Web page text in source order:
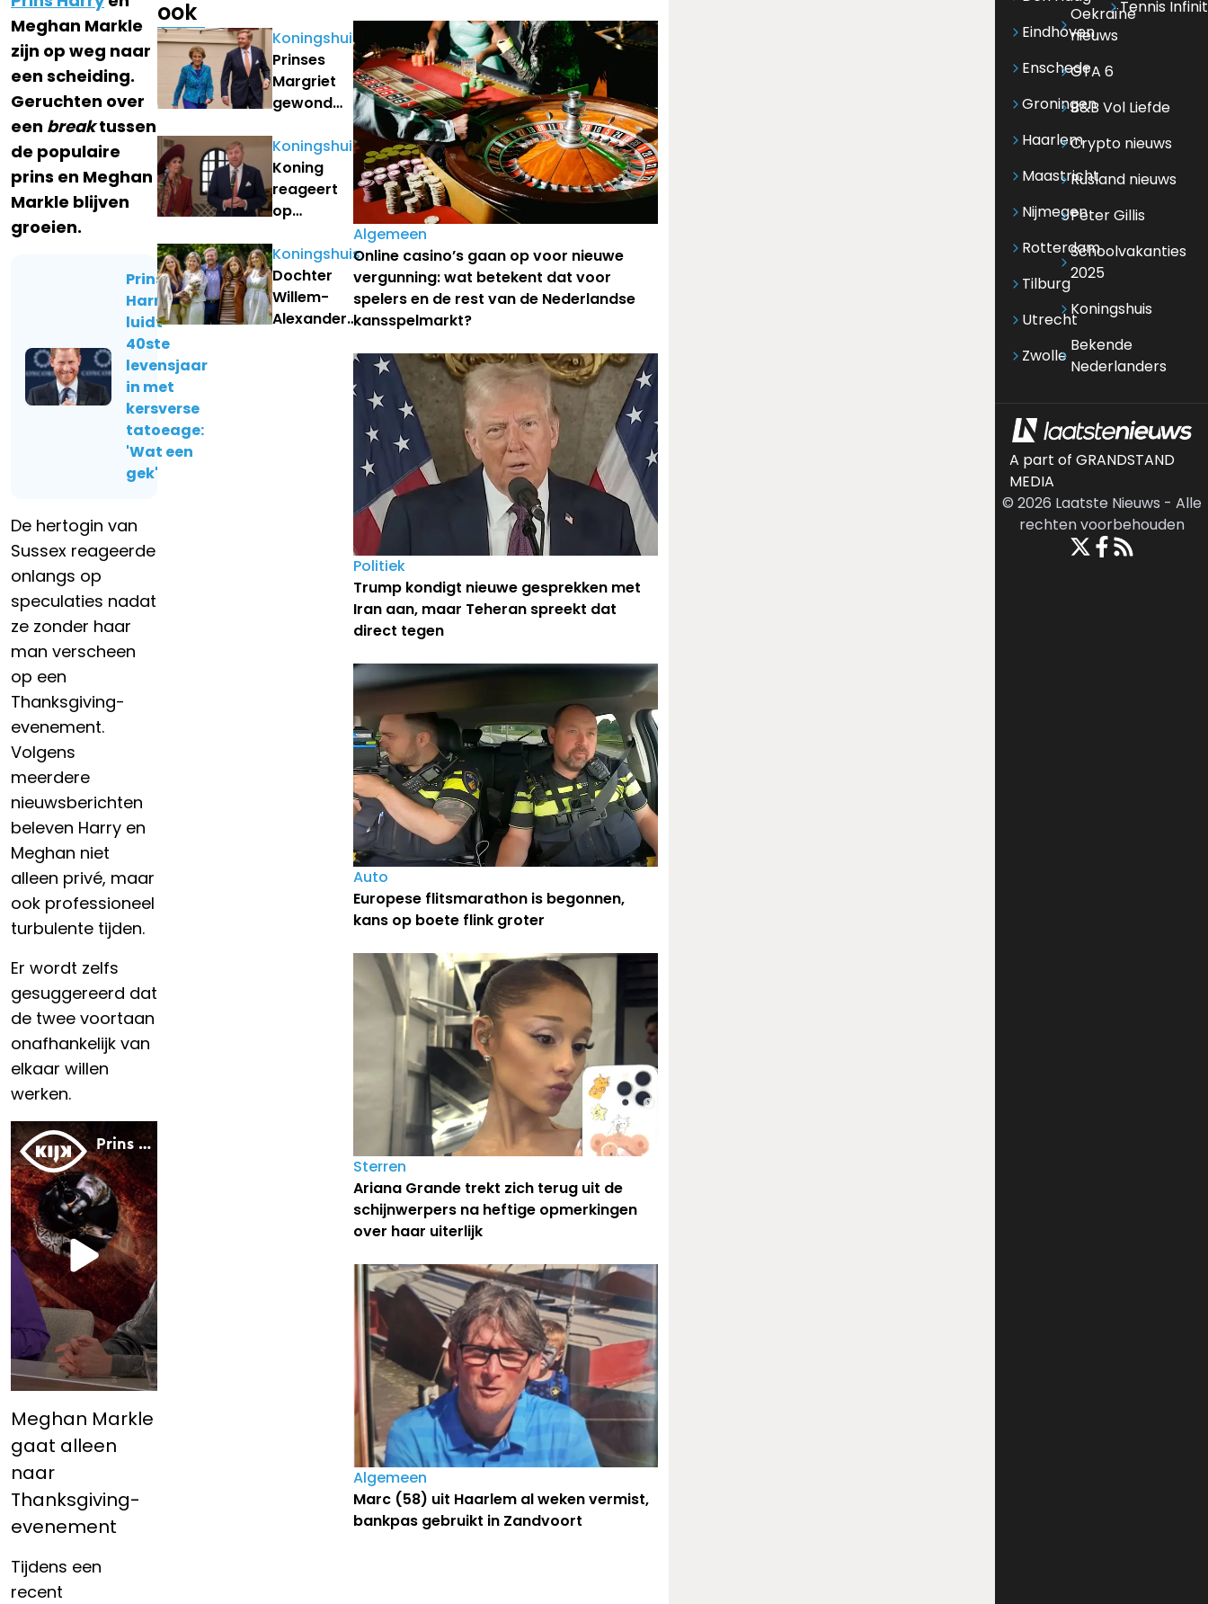
Meghan Markle
zijn op weg naar
een scheiding.
Geruchten over
een breaktussen
de populaire
prins en Meghan
Markle blijven
groeien.
Prins
Harry
luidt
40ste
levensjaar
in met
kersverse
tatoeage:
'Wat een
gek'
De hertogin van
Sussex reageerde
onlangs op
speculaties nadat
ze zonder haar
man verscheen
op een
Thanksgiving-
evenement.
Volgens
meerdere
nieuwsberichten
beleven Harry en
Meghan niet
alleen privé, maar
ook professioneel
turbulente tijden.
Er wordt zelfs
gesuggereerd dat
de twee voortaan
onafhankelijk van
elkaar willen
werken.
Meghan Markle
gaat alleen
naar
Thanksgiving-
evenement
Tijdens een
recent
ook
Koningshuis
Prinses
Margriet
gewond
naar
ziekenhuis
Koningshuis
Koning
reageert
op
kneitervals
Volkslied
Koningshuis
Dochter
Willem-
Alexander
Algemeen
Online casino’s gaan op voor nieuwe
vergunning: wat betekent dat voor
spelers en de rest van de Nederlandse
kansspelmarkt?
Politiek
Trump kondigt nieuwe gesprekken met
Iran aan, maar Teheran spreekt dat
direct tegen
Auto
Europese flitsmarathon is begonnen,
kans op boete flink groter
Sterren
Ariana Grande trekt zich terug uit de
schijnwerpers na heftige opmerkingen
over haar uiterlijk
Algemeen
Marc (58) uit Haarlem al weken vermist,
bankpas gebruikt in Zandvoort
Eindhoven
Enschede
Groningen
Haarlem
Maastricht
Nijmegen
Rotterdam
Tilburg
Utrecht
Zwolle
Oekraïne
nieuws
GTA 6
B&B Vol Liefde
Crypto nieuws
Rusland nieuws
Peter Gillis
Schoolvakanties
2025
Koningshuis
Bekende
Nederlanders
Tennis
A part of GRANDSTAND
MEDIA
© 2026 Laatste Nieuws - Alle
rechten voorbehouden